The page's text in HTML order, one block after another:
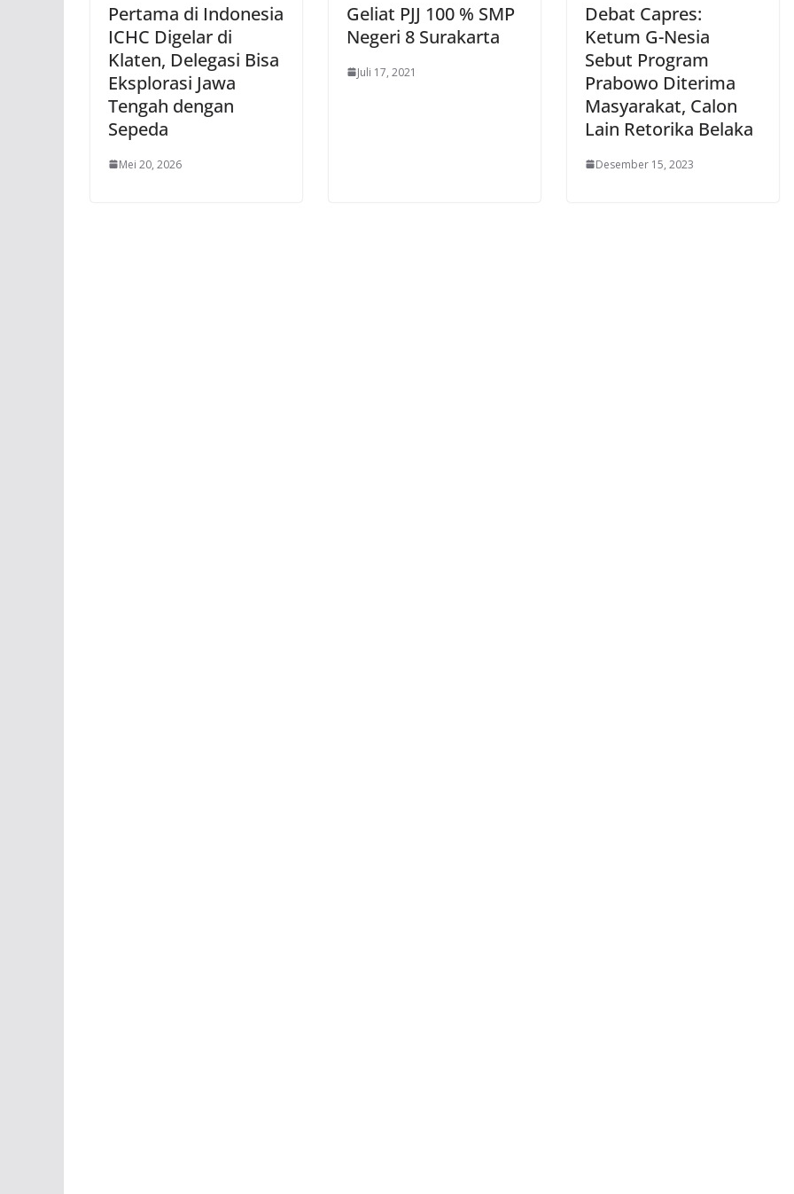
Pertama di Indonesia
ICHC Digelar di
Klaten, Delegasi Bisa
Eksplorasi Jawa
Tengah dengan
Sepeda
Mei 20, 2026
Geliat PJJ 100 % SMP
Negeri 8 Surakarta
Juli 17, 2021
Debat Capres:
Ketum G-Nesia
Sebut Program
Prabowo Diterima
Masyarakat, Calon
Lain Retorika Belaka
Desember 15, 2023